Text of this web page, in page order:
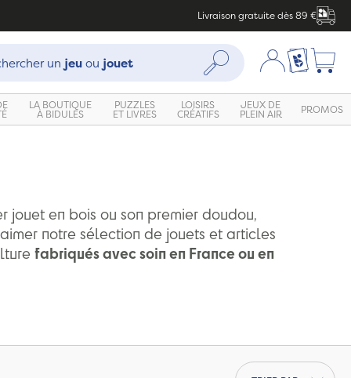
Livraison gratuite dès 89 €
:
un jeuou jouet Rechercher Mon compte
Ma liste
LA BOUTIQUE
À BIDULES
PUZZLES
ET LIVRES
LOISIRS
CRÉATIFS
JEUX DE
PLEIN AIR PROMOS
jouet en bois ou son premier doudou,
notre sélection de jouets et articles
fabriqués avec soin en France ou en
Trier par